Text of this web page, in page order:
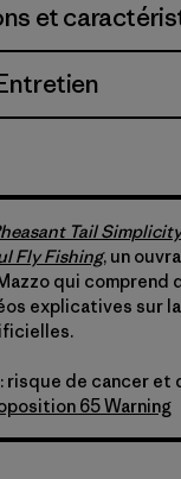
et
Tail
Fly Fishing, un
qui comprend
explicatives sur
: risque de cancer
65 Warning